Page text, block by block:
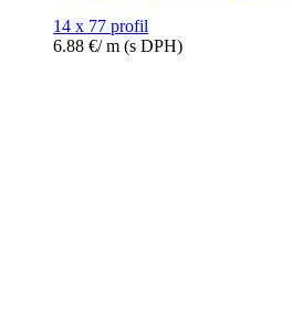
14 x 77 profil
6.88 €/ m (s DPH)